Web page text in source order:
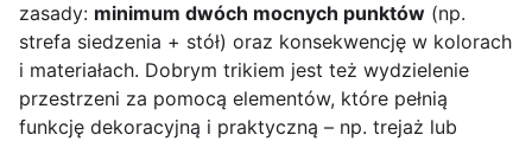
zasady: minimum dwóch mocnych punktów (np.
strefa siedzenia + stół) oraz konsekwencję w kolorach
i materiałach. Dobrym trikiem jest też wydzielenie
przestrzeni za pomocą elementów, które pełnią
funkcję dekoracyjną i praktyczną – np. trejaż lub